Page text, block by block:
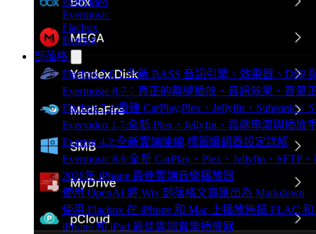
Evermusic
Flacbox
Evertag
部落格
Flacbox 7.6：全新 BASS 音訊引擎、效果器、DSP
Evermusic 8.7：真正的無縫播放、音訊效果、音量
Flacbox 7.4:重建 CarPlay,Plex、Jellyfin、Subsonic、
Evervideo 1.7:全新 Plex、Jellyfin、雲端串流與播放
Evertag 4.2:全新雲端連線,標籤編輯器設定詳解
Evermusic 8.6:全新 CarPlay、Plex、Jellyfin、SFTP
2026年 iPhone 最佳雲端音樂播放器
使用 OpenAI 將 Wix 部落格文章匯出為 Markdown
使用 Flacbox 在 iPhone 和 Mac 上播放無損 FLAC
iPhone 和 iPad 最佳雲端音樂播放器